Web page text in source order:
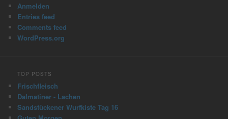
Anmelden
Entries feed
Comments feed
WordPress.org
TOP POSTS
Frischfleisch
Dalmatiner - Lachen
Sandstückener Wurfkiste Tag 16